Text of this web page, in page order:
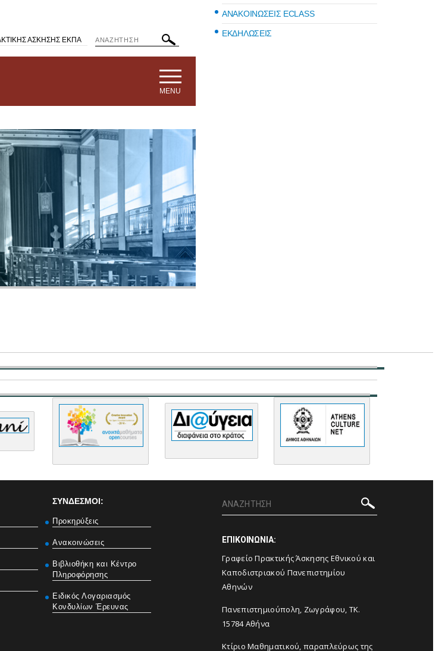
ΑΝΑΚΟΙΝΩΣΕΙΣ ECLASS
ΕΚΔΗΛΩΣΕΙΣ
ΣΥΝΔΕΣΜΟΙ:
Προκηρύξεις
Ανακοινώσεις
Βιβλιοθήκη και Κέντρο
Πληροφόρησης
Ειδικός Λογαριασμός
Κονδυλίων Έρευνας
ΕΠΙΚΟΙΝΩΝΙΑ:
Γραφείο Πρακτικής Άσκησης Εθνικού και
Καποδιστριακού Πανεπιστημίου
Αθηνών
Πανεπιστημιούπολη, Ζωγράφου, ΤΚ.
15784 Αθήνα
Κτίριο Μαθηματικού, παραπλεύρως της